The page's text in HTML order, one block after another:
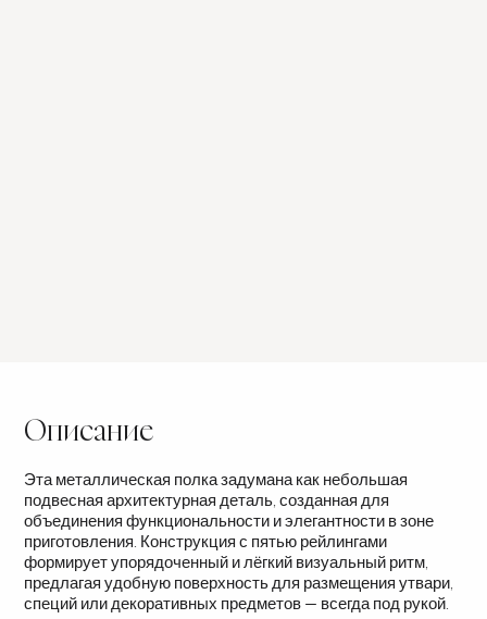
Описание
Эта металлическая полка задумана как небольшая
подвесная архитектурная деталь, созданная для
объединения функциональности и элегантности в зоне
приготовления. Конструкция с пятью рейлингами
формирует упорядоченный и лёгкий визуальный ритм,
предлагая удобную поверхность для размещения утвари,
специй или декоративных предметов — всегда под рукой.